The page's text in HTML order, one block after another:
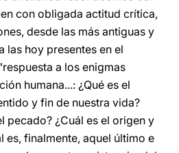
con obligada actitud crítica,
desde las más antiguas y
las hoy presentes en el
a los enigmas
humana...: ¿Qué es el
y fin de nuestra vida?
pecado? ¿Cuál es el origen y
es, finalmente, aquel último e